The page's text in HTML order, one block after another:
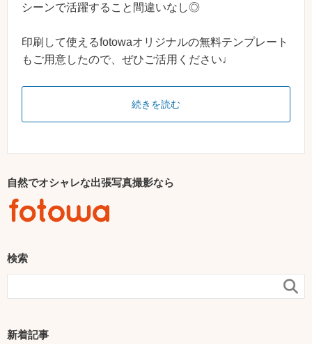
シーンで活躍すること間違いなし◎
印刷して使えるfotowaオリジナルの無料テンプレート
もご用意したので、ぜひご活用ください♩
続きを読む
自然でオシャレな出張写真撮影なら
検索

新着記事